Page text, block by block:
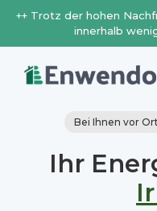
++ Trotz der hohen
innerhalb
Bei Ihnen vor
Ihr